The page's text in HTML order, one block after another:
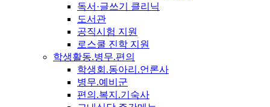
독서·글쓰기 클리닉
도서관
공직시험 지원
로스쿨 진학 지원
학생활동.병무.편의
학생회.동아리.언론사
병무.예비군
편의.복지.기숙사